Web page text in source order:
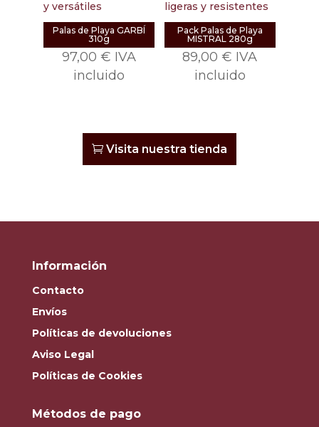
Palas de Playa GARBÍ
310g
97,00 € IVA
incluido
Pack Palas de Playa
MISTRAL 280g
89,00 € IVA
incluido
Visita nuestra tienda
Información
Contacto
Envíos
Políticas de devoluciones
Aviso Legal
Políticas de Cookies
Métodos de pago